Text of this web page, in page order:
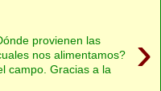
›
provienen las
nos alimentamos?
campo. Gracias a la